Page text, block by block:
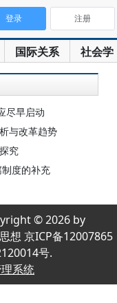
国际关系 社会学
登录 注册
尽早启动
与改革趋势
究
度的补充
© 2026 by
想 京ICP备12007865
号.
系统